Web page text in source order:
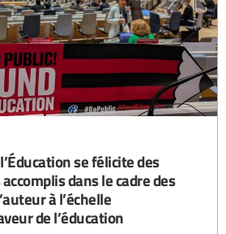
se félicite des
dans le cadre des
à l’échelle
de l’éducation